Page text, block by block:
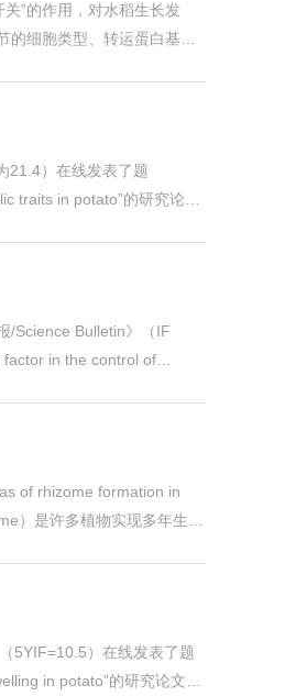
”的作用，对水稻生长发
细胞类型、转运蛋白基因
21.4）在线发表了题
traits in potato”的研究论
/Science Bulletin》（IF
factor in the control of
of rhizome formation in
）是许多植物实现多年生的
5YIF=10.5）在线发表了题
in potato”的研究论文，